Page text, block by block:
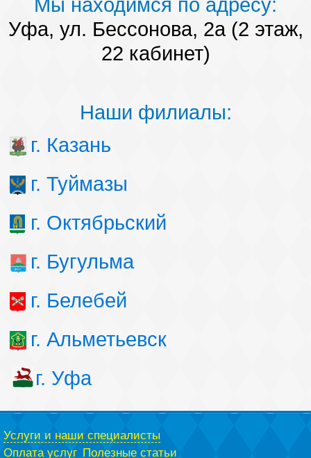
Мы находимся по адресу:
Уфа, ул. Бессонова, 2а (2 этаж,
22 кабинет)
Наши филиалы:
г. Казань
г. Туймазы
г. Октябрьский
г. Бугульма
г. Белебей
г. Альметьевск
г. Уфа
Услуги и наши специалисты
Оплата услуг Полезные статьи